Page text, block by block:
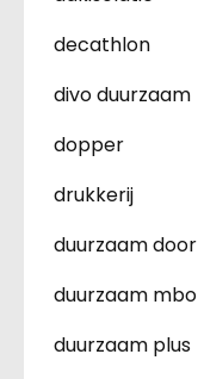
decathlon
divo duurzaam
dopper
drukkerij
duurzaam door
duurzaam mbo
duurzaam plus